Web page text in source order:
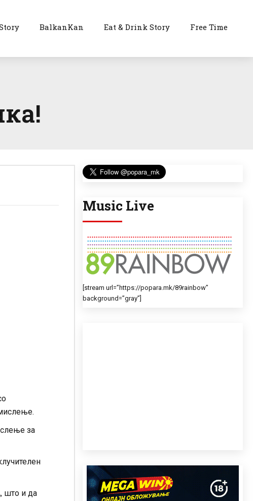
BalkanKan Eat & Drink Story Free Time
за
, што и да
Music Live
[stream url=”https://popara.mk/89rainbow”
background=”gray”]